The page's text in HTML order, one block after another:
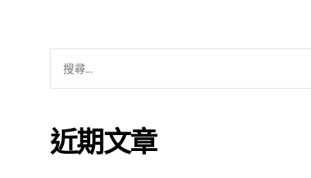
字:
近期文章